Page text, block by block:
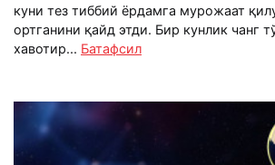
куни тез тиббий ёрдамга мурожаат
ортганини қайд этди. Бир кунлик чанг
хавотир... Батафсил